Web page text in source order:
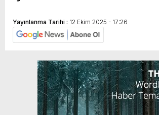
Yayınlanma Tarihi : 12 Ekim 2025 - 17:26